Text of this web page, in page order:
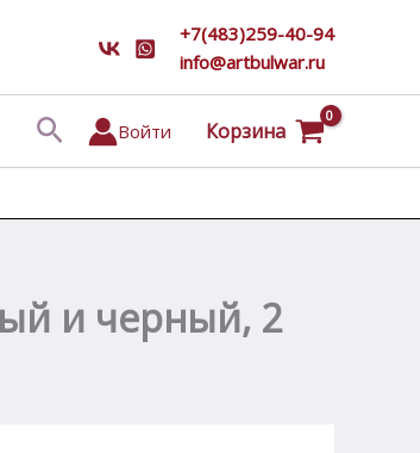
+7(483)259-40-94
info@artbulwar.ru
ПоискВойти Корзина
и черный, 2